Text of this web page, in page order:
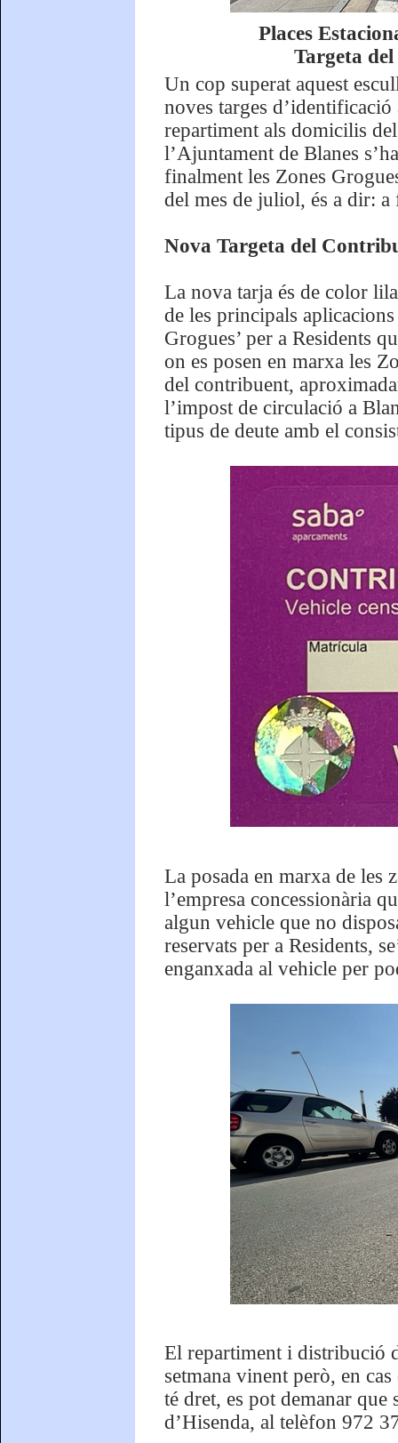
Places
Targeta
Un cop superat aquest
noves targes d’identificació
repartiment als domicilis
l’Ajuntament de Blanes
finalment les Zones
del mes de juliol, és a dir:
Nova Targeta del
La nova tarja és de color
de les principals aplicacions
Grogues’ per a Residents
on es posen en marxa les
del contribuent,
l’impost de circulació a
tipus de deute amb el
La posada en marxa de les
l’empresa concessionària
algun vehicle que no
reservats per a Residents,
enganxada al vehicle per
El repartiment i distribució
setmana vinent però, en
té dret, es pot demanar
d’Hisenda, al telèfon 972